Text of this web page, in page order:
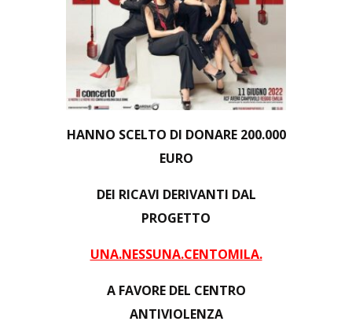
HANNO SCELTO DI DONARE 200.000
EURO
DEI RICAVI DERIVANTI DAL
PROGETTO
UNA.NESSUNA.CENTOMILA.
A FAVORE DEL CENTRO
ANTIVIOLENZA